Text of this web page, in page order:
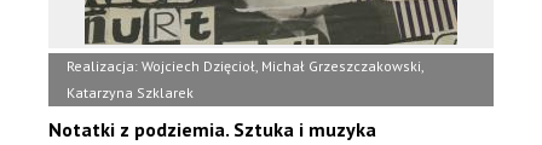
Realizacja: Wojciech Dzięcioł, Michał Grzeszczakowski,
Katarzyna Szklarek
Notatki z podziemia. Sztuka i muzyka